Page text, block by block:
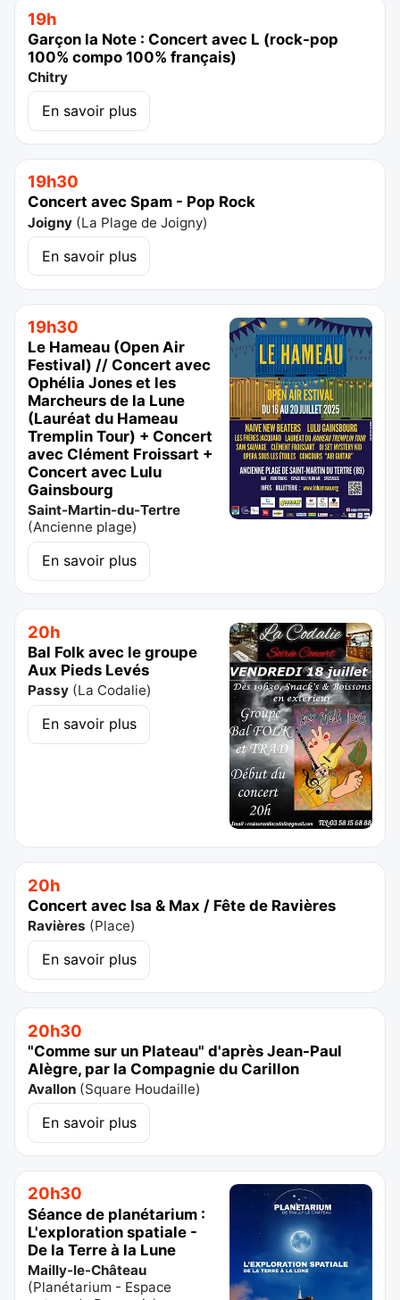
19h
Garçon la Note : Concert avec L (rock-pop
100% compo 100% français)
Chitry
En savoir plus
19h30
Concert avec Spam - Pop Rock
Joigny (La Plage de Joigny)
En savoir plus
19h30
Le Hameau (Open Air
Festival) // Concert avec
Ophélia Jones et les
Marcheurs de la Lune
(Lauréat du Hameau
Tremplin Tour) + Concert
avec Clément Froissart +
Concert avec Lulu
Gainsbourg
Saint-Martin-du-Tertre
(Ancienne plage)
En savoir plus
20h
Bal Folk avec le groupe
Aux Pieds Levés
Passy (La Codalie)
En savoir plus
20h
Concert avec Isa & Max / Fête de Ravières
Ravières (Place)
En savoir plus
20h30
"Comme sur un Plateau" d'après Jean-Paul
Alègre, par la Compagnie du Carillon
Avallon (Square Houdaille)
En savoir plus
20h30
Séance de planétarium :
L'exploration spatiale -
De la Terre à la Lune
Mailly-le-Château
(Planétarium - Espace